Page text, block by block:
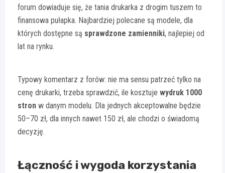
forum dowiaduje się, że tania drukarka z drogim tuszem to
finansowa pułapka. Najbardziej polecane są modele, dla
których dostępne są sprawdzone zamienniki, najlepiej od
lat na rynku.
Typowy komentarz z forów: nie ma sensu patrzeć tylko na
cenę drukarki, trzeba sprawdzić, ile kosztuje wydruk 1000
stron w danym modelu. Dla jednych akceptowalne będzie
50–70 zł, dla innych nawet 150 zł, ale chodzi o świadomą
decyzję.
Łączność i wygoda korzystania